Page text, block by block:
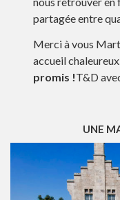
partagée entre
Merci à vous
accueil chaleureux.
promis !T&D
UNE